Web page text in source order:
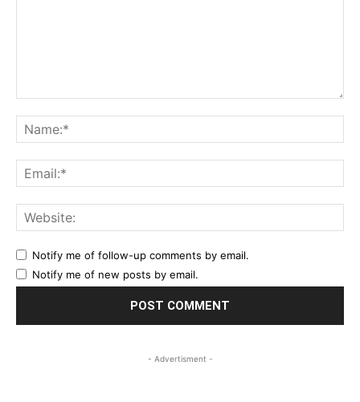
Notify me of follow-up comments by email.
Notify me of new posts by email.
- Advertisment -